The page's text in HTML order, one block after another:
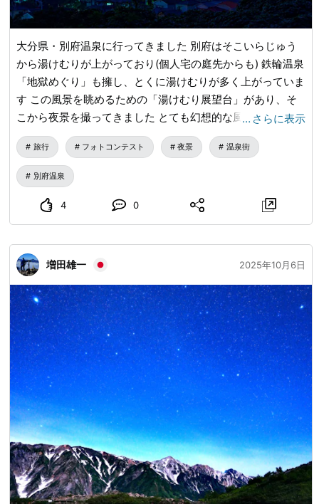
大分県・別府温泉に行ってきました 別府はそこいらじゅう
から湯けむりが上がっており(個人宅の庭先からも) 鉄輪温泉
「地獄めぐり」も擁し、とくに湯けむりが多く上がっていま
す この風景を眺めるための「湯けむり展望台」があり、そ
こから夜景を撮ってきました とても幻想的な風景を目にす
ることができました この日は台風22号、23号が日本をかす
めていった期間で、東京からの旅行を中止せざるを得ないか
というギリギリの日程でした
… さらに表示
旅行 フォトコンテスト 夜景 温泉街
別府温泉
4 0
増田雄一 2025年10月6日